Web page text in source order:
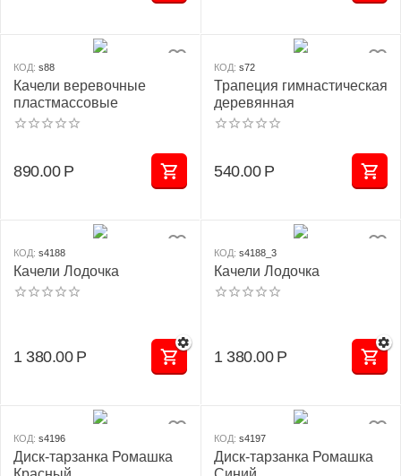
КОД: s88
Качели веревочные
пластмассовые
890.00 Р
КОД: s72
Трапеция гимнастическая
деревянная
540.00 Р
КОД: s4188
Качели Лодочка
1 380.00 Р
КОД: s4188_3
Качели Лодочка
1 380.00 Р
КОД: s4196
Диск-тарзанка Ромашка
КОД: s4197
Диск-тарзанка Ромашка